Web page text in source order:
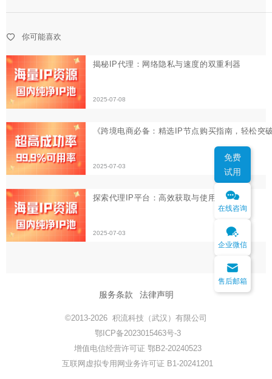
你可能喜欢
2025-07-08
探索代理IP平台：高效获取与使用技巧指南
2025-07-03
服务条款 法律声明
©2013-2026 积流科技（武汉）有限公司
鄂ICP备2023015463号-3
增值电信经营许可证 鄂B2-20240523
互联网虚拟专用网业务许可证 B1-20241201
免费
试用
在线咨询
企业微信
售后邮箱